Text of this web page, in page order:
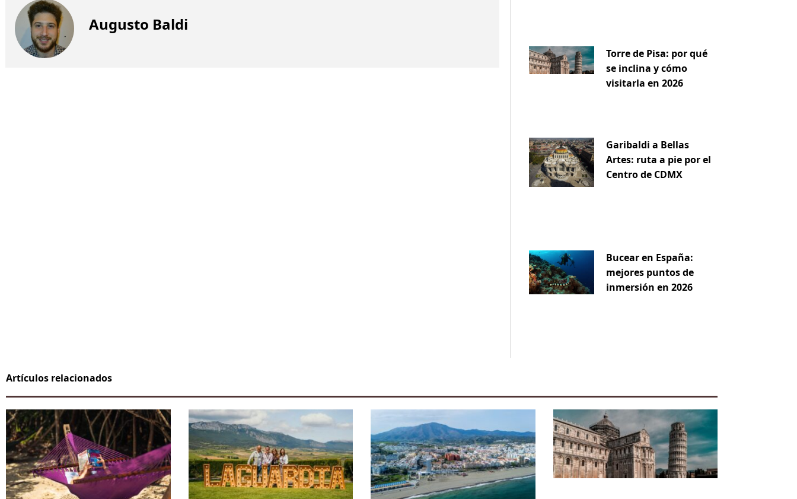
Augusto Baldi
Torre de Pisa: por qué
se inclina y cómo
visitarla en 2026
Garibaldi a Bellas
Artes: ruta a pie por el
Centro de CDMX
Bucear en España:
mejores puntos de
inmersión en 2026
Artículos relacionados